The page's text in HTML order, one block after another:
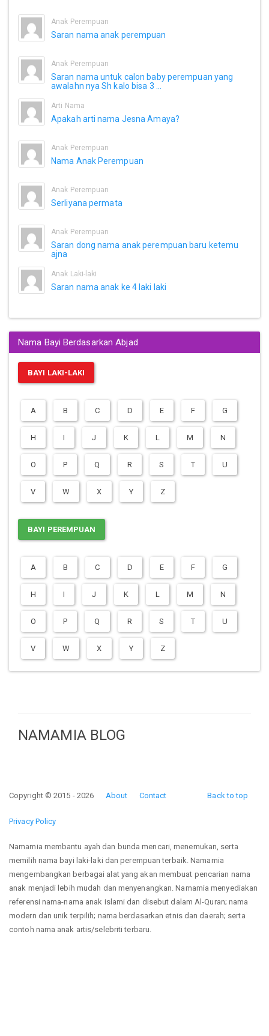
Anak Perempuan
Saran nama anak perempuan
Anak Perempuan
Saran nama untuk calon baby perempuan yang
awalahn nya Sh kalo bisa 3 ...
Arti Nama
Apakah arti nama Jesna Amaya?
Anak Perempuan
Nama Anak Perempuan
Anak Perempuan
Serliyana permata
Anak Perempuan
Saran dong nama anak perempuan baru ketemu
ajna
Anak Laki-laki
Saran nama anak ke 4 laki laki
Nama Bayi Berdasarkan Abjad
BAYI LAKI-LAKI
A B C D E F G
H I J K L M N
O P Q R S T U
V W X Y Z
BAYI PEREMPUAN
A B C D E F G
H I J K L M N
O P Q R S T U
V W X Y Z
NAMAMIA BLOG
Back to top
Copyright © 2015 - 2026 About Contact
Privacy Policy
Namamia membantu ayah dan bunda mencari, menemukan, serta
memilih nama bayi laki-laki dan perempuan terbaik. Namamia
mengembangkan berbagai alat yang akan membuat pencarian nama
anak menjadi lebih mudah dan menyenangkan. Namamia menyediakan
referensi nama-nama anak islami dan disebut dalam Al-Quran; nama
modern dan unik terpilih; nama berdasarkan etnis dan daerah; serta
contoh nama anak artis/selebriti terbaru.